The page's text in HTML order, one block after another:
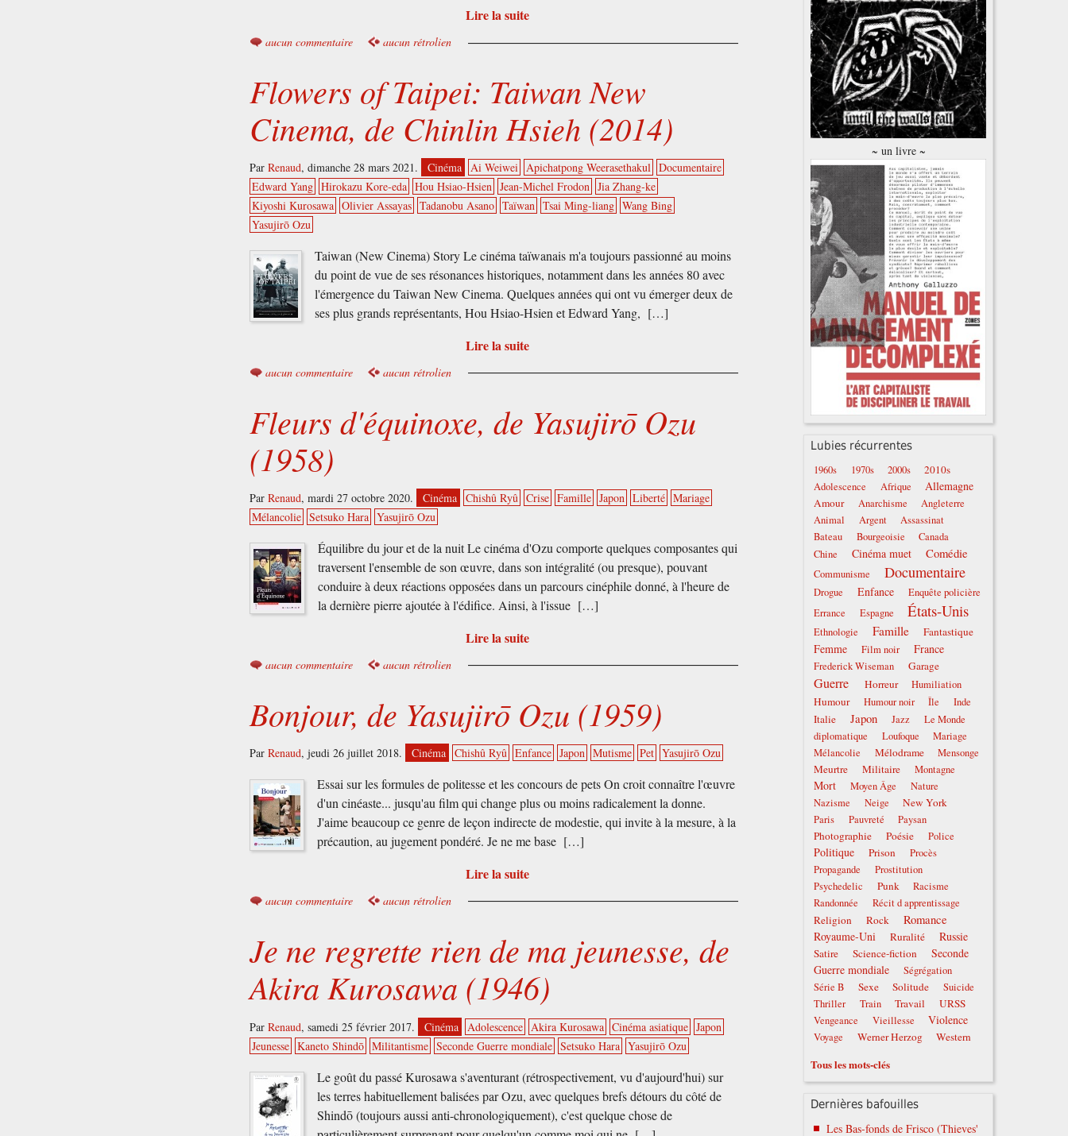
Lire la suite
aucun commentaire aucun rétrolien
Flowers of Taipei: Taiwan New
Cinema, de Chinlin Hsieh (2014)
ParRenaud,dimanche 28 mars 2021. Cinéma Ai Weiwei Apichatpong Weerasethakul Documentaire
Edward Yang Hirokazu Kore-eda Hou Hsiao-Hsien Jean-Michel Frodon Jia Zhang-ke
Kiyoshi Kurosawa Olivier Assayas Tadanobu Asano Taïwan Tsai Ming-liang Wang Bing
Yasujirō Ozu
Taiwan (New Cinema) Story Le cinéma taïwanais m'a toujours passionné au moins
du point de vue de ses résonances historiques, notamment dans les années 80 avec
l'émergence du Taiwan New Cinema. Quelques années qui ont vu émerger deux de
ses plus grands représentants, Hou Hsiao-Hsien et Edward Yang, […]
Lire la suite
aucun commentaire aucun rétrolien
Fleurs d'équinoxe, de Yasujirō Ozu
(1958)
ParRenaud,mardi 27 octobre 2020. Cinéma Chishû Ryû Crise Famille Japon Liberté Mariage
Mélancolie Setsuko Hara Yasujirō Ozu
Équilibre du jour et de la nuit Le cinéma d'Ozu comporte quelques composantes qui
traversent l'ensemble de son œuvre, dans son intégralité (ou presque), pouvant
conduire à deux réactions opposées dans un parcours cinéphile donné, à l'heure de
la dernière pierre ajoutée à l'édifice. Ainsi, à l'issue […]
Lire la suite
aucun commentaire aucun rétrolien
Bonjour, de Yasujirō Ozu (1959)
ParRenaud,jeudi 26 juillet 2018. Cinéma Chishû Ryû Enfance Japon Mutisme Pet Yasujirō Ozu
Essai sur les formules de politesse et les concours de pets On croit connaître l'œuvre
d'un cinéaste... jusqu'au film qui change plus ou moins radicalement la donne.
J'aime beaucoup ce genre de leçon indirecte de modestie, qui invite à la mesure, à la
précaution, au jugement pondéré. Je ne me base […]
Lire la suite
aucun commentaire aucun rétrolien
Je ne regrette rien de ma jeunesse, de
Akira Kurosawa (1946)
ParRenaud,samedi 25 février 2017. Cinéma Adolescence Akira Kurosawa Cinéma asiatique Japon
Jeunesse Kaneto Shindō Militantisme Seconde Guerre mondiale Setsuko Hara Yasujirō Ozu
Le goût du passé Kurosawa s'aventurant (rétrospectivement, vu d'aujourd'hui) sur
les terres habituellement balisées par Ozu, avec quelques brefs détours du côté de
Shindō (toujours aussi anti-chronologiquement), c'est quelque chose de
~ un livre ~
Lubies récurrentes
1960s 1970s 2000s 2010s
Adolescence Afrique Allemagne
Amour Anarchisme
Angleterre
Animal
Argent
Assassinat
Bateau
Bourgeoisie
Canada
Chine
Cinéma muet Comédie
Communisme Documentaire
Drogue Enfance
Enquête policière
Errance
Espagne États-Unis
Ethnologie Famille Fantastique
Femme Film noir France
Frederick Wiseman Garage
Guerre Horreur Humiliation
Humour Humour noir Île Inde
Italie Japon Jazz
Le Monde
diplomatique
Loufoque
Mariage
Mélancolie
Mélodrame Mensonge
Meurtre Militaire Montagne
Mort Moyen Âge
Nature
Nazisme
Neige New York
Paris Pauvreté Paysan
Photographie Poésie Police
Politique Prison
Procès
Propagande
Prostitution
Psychedelic
Punk
Racisme
Randonnée
Récit d apprentissage
Religion Rock Romance
Royaume-Uni Ruralité Russie
Satire Science-fiction
Seconde
Guerre mondiale
Ségrégation
Série B
Sexe Solitude
Suicide
Thriller
Train Travail URSS
Vengeance Vieillesse Violence
Voyage Werner Herzog Western
Tous les mots-clés
Dernières bafouilles
Les Bas-fonds de Frisco (Thieves'